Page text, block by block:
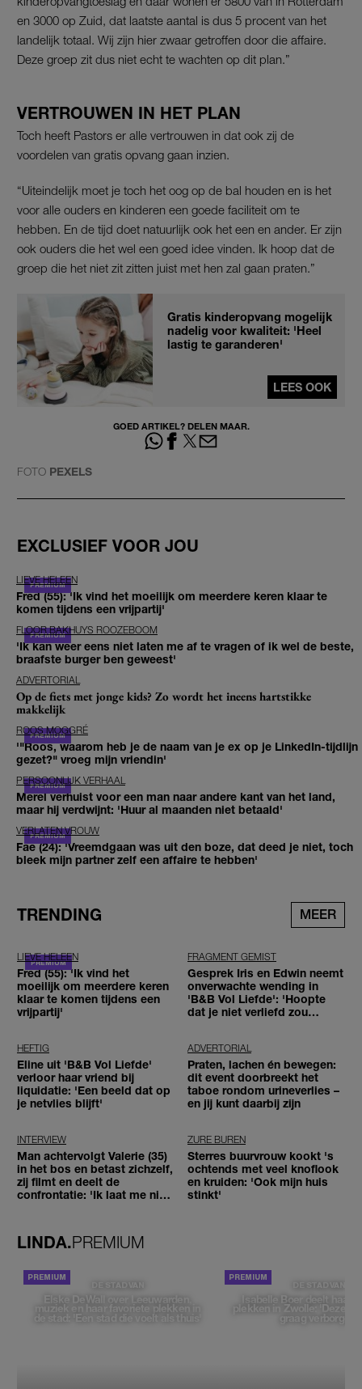
en 3000 op Zuid, dat laatste aantal is dus 5 procent van het
landelijk totaal. Wij zijn hier zwaar getroffen door die affaire.
Deze groep zit dus niet echt te wachten op dit plan.”
VERTROUWEN IN HET PLAN
Toch heeft Pastors er alle vertrouwen in dat ook zij de
voordelen van gratis opvang gaan inzien.
“Uiteindelijk moet je toch het oog op de bal houden en is het
voor alle ouders en kinderen een goede faciliteit om te
hebben. En de tijd doet natuurlijk ook het een en ander. Er zijn
ook ouders die het wel een goed idee vinden. Ik hoop dat de
groep die het niet zit zitten juist met hen zal gaan praten.”
Gratis kinderopvang mogelijk
nadelig voor kwaliteit: 'Heel
lastig te garanderen'
LEES OOK
GOED ARTIKEL? DELEN MAAR.
FOTO PEXELS
EXCLUSIEF VOOR JOU
LIEVE HELEEN
Fred (55): 'Ik vind het moeilijk om meerdere keren klaar te
komen tijdens een vrijpartij'
FLOOR BAKHUYS ROOZEBOOM
'Ik kan weer eens niet laten me af te vragen of ik wel de beste,
braafste burger ben geweest'
ADVERTORIAL
Op de fiets met jonge kids? Zo wordt het ineens hartstikke
makkelijk
ROOS MOGGRÉ
'"Roos, waarom heb je de naam van je ex op je LinkedIn-tijdlijn
gezet?" vroeg mijn vriendin'
PERSOONLIJK VERHAAL
Merel verhuist voor een man naar andere kant van het land,
maar hij verdwijnt: 'Huur al maanden niet betaald'
VERLATEN VROUW
Fae (24): 'Vreemdgaan was uit den boze, dat deed je niet, toch
bleek mijn partner zelf een affaire te hebben'
TRENDING MEER
LIEVE HELEEN
Fred (55): 'Ik vind het
moeilijk om meerdere keren
klaar te komen tijdens een
vrijpartij'
FRAGMENT GEMIST
Gesprek Iris en Edwin neemt
onverwachte wending in
'B&B Vol Liefde': 'Hoopte
dat je niet verliefd zou
HEFTIG
Eline uit 'B&B Vol Liefde'
verloor haar vriend bij
liquidatie: 'Een beeld dat op
je netvlies blijft'
ADVERTORIAL
Praten, lachen én bewegen:
dit event doorbreekt het
taboe rondom urineverlies –
en jij kunt daarbij zijn
INTERVIEW
Man achtervolgt Valerie (35)
in het bos en betast zichzelf,
zij filmt en deelt de
confrontatie: 'Ik laat me niet
ZURE BUREN
Sterres buurvrouw kookt 's
ochtends met veel knoflook
en kruiden: 'Ook mijn huis
stinkt'
LINDA.PREMIUM
DE STAD VAN
Elske DeWall over Leeuwarden,
muziek en haar favoriete plekken in
de stad: 'Een stad die voelt als thuis'
DE STAD VAN
Isabelle Boer deelt haar
plekken in Zwolle: 'Deze
graag verborgen'